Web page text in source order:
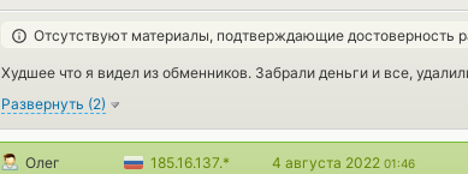
Отсутствуют материалы, подтверждающие достоверность
Худшее что я видел из обменников. Забрали деньги и все,
Развернуть (2)
Олег 185.16.137.* 4 августа 2022 01:46